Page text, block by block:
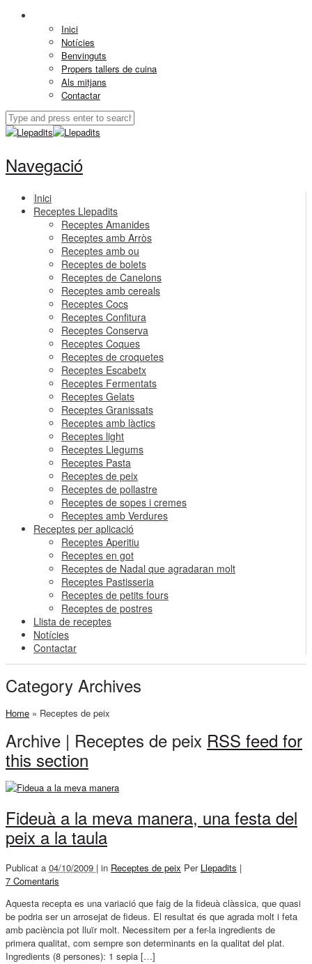
Inici
Notícies
Benvinguts
Propers tallers de cuina
Als mitjans
Contactar
Navegació
Inici
Receptes Llepadits
Receptes Amanides
Receptes amb Arròs
Receptes amb ou
Receptes de bolets
Receptes de Canelons
Receptes amb cereals
Receptes Cocs
Receptes Confitura
Receptes Conserva
Receptes Coques
Receptes de croquetes
Receptes Escabetx
Receptes Fermentats
Receptes Gelats
Receptes Granissats
Receptes amb làctics
Receptes light
Receptes Llegums
Receptes Pasta
Receptes de peix
Receptes de pollastre
Receptes de sopes i cremes
Receptes amb Verdures
Receptes per aplicació
Receptes Aperitiu
Receptes en got
Receptes de Nadal que agradaran molt
Receptes Pastisseria
Receptes de petits fours
Receptes de postres
Llista de receptes
Notícies
Contactar
Category Archives
Home » Receptes de peix
Archive | Receptes de peix RSS feed for
this section
Fideuà a la meva manera, una festa del
peix a la taula
Publicat a 04/10/2009 | in Receptes de peix Per Llepadits |
7 Comentaris
Aquesta recepta es una variació que faig de la fideuà clàssica, que quasi
be podria ser un arrosejat de fideus. El resultat és que agrada molt i feta
amb paciència pot lluïr molt. Necessitem per a fer-la ingredients de
primera qualitat, com sempre son determinants en la qualitat del plat.
Ingredients (8 persones): 1 sepia […]